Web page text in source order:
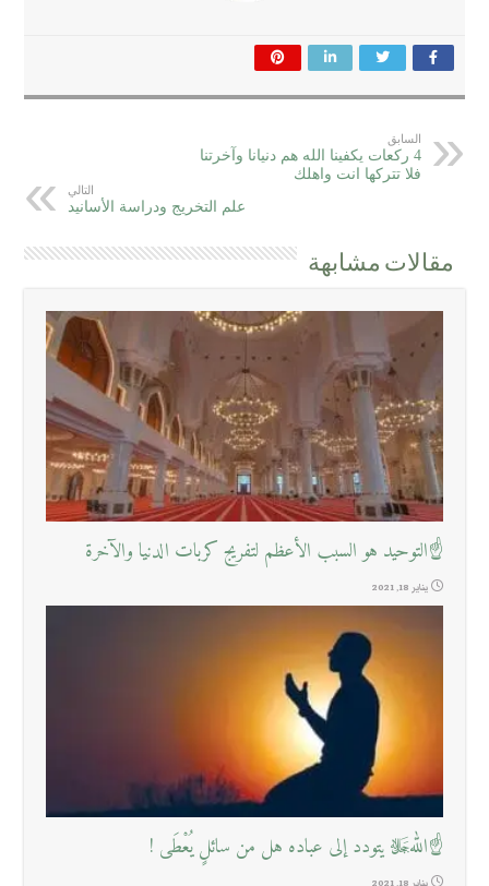
السابق
4 ركعات يكفينا الله هم دنيانا وآخرتنا
فلا تتركها انت واهلك
التالي
علم التخريج ودراسة الأسانيد
مقالات مشابهة
☝التوحيد هو السبب الأعظم لتفريج كربات الدنيا والآخرة
يناير 18, 2021
☝اللهﷻ يتودد إلى عباده هل من سائلٍ يُعْطَى !
يناير 18, 2021